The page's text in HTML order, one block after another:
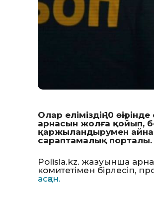
Олар еліміздің 10
арнасын жолға қойып,
қаржыландырумен
сараптамалық порталы.
Polisia.kz. жазуынша
комитетімен бірлесіп,
асқан.